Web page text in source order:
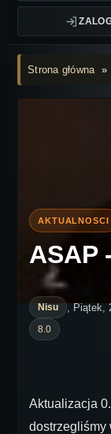
Strona główna»
ASAP
Nisu , Piątek,
8.0
Aktualizacja
dostrzegliśmy